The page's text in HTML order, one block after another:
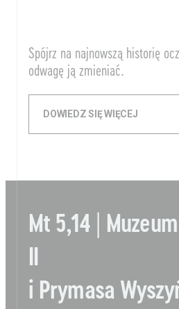
Spójrz na najnowszą historię
odwagę ją zmieniać.
DOWIEDZ SIĘ WIĘCEJ
Mt 5,14 |
i Prymasa